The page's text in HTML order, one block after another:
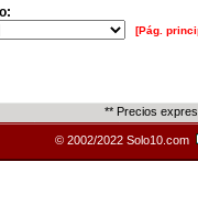
[Pág.
** Precios
© 2002/2022 Solo10.com